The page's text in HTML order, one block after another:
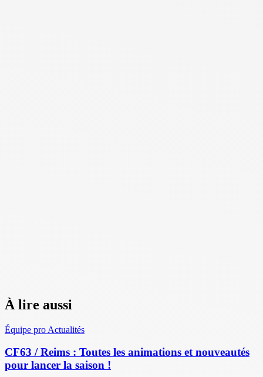
À lire aussi
Équipe pro Actualités
CF63 / Reims : Toutes les animations et nouveautés
pour lancer la saison !